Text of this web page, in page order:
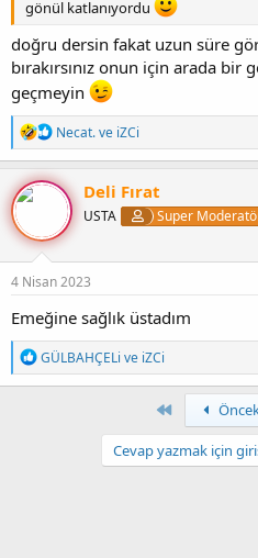
gönül katlanıyordu
doğru dersin fakat uzun süre
bırakırsınız onun için arada bir
geçmeyin
T
e
p
k
e
Necat.ve iZCi
Deli Fırat
USTA Super
4 Nisan 2023
Emeğine sağlık üstadım
T
e
p
GÜLBAHÇELi ve iZCi
Cevap yazmak için